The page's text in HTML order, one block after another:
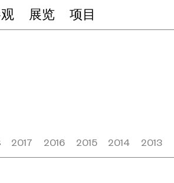
展览 项目
2017 2016 2015 2014 2013